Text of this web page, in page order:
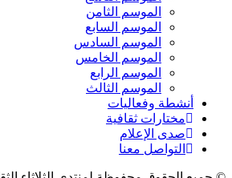
الموسم الثامن
الموسم السابع
الموسم السادس
الموسم الخامس
الموسم الرابع
الموسم الثالث
أنشطة وفعاليات
مختارات ثقافية
صدى الإعلام
التواصل معنا